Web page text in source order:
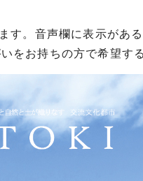
す。音声欄に表示があ
をお持ちの方で希望す